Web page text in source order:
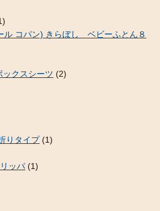
ル コパン) きらぼし ベビーふとん８
ックスシーツ (2)
りタイプ(1)
ッパ (1)